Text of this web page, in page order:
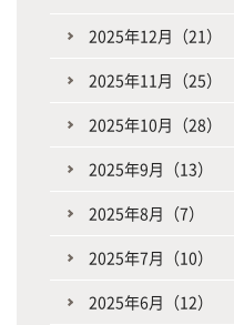
2025年12月（21）
2025年11月（25）
2025年10月（28）
2025年9月（13）
2025年8月（7）
2025年7月（10）
2025年6月（12）